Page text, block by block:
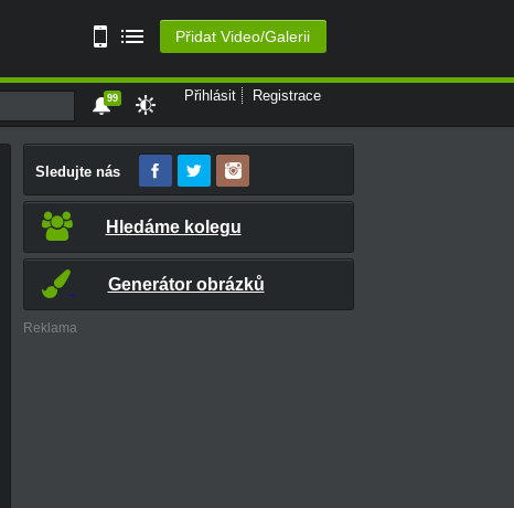
Přidat Video/Galerii
Přihlásit Registrace
99
Sledujte nás
Hledáme kolegu
Generátor obrázků
Reklama